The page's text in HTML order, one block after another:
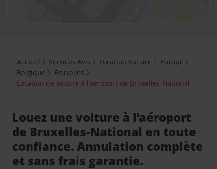
Accueil Services Avis Location Voiture
Europe
Belgique
Bruxelles
Location de voiture à l’aéroport de Bruxelles-National
Louez une voiture à l’aéroport
de Bruxelles-National en toute
confiance. Annulation complète
et sans frais garantie.